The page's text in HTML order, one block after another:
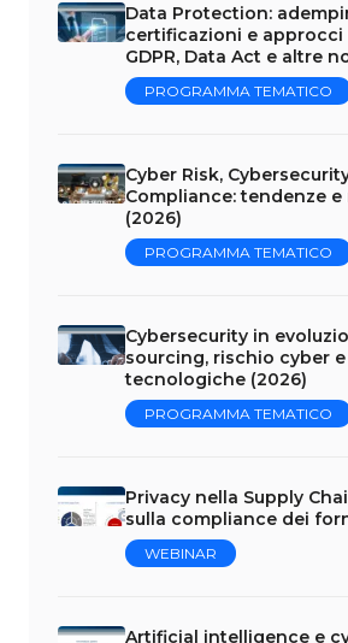
Data Protection:
certificazioni e approcci
GDPR, Data Act e altre
PROGRAMMA TEMATICO
Cyber Risk,
Compliance: tendenze
(2026)
PROGRAMMA TEMATICO
Cybersecurity in
sourcing, rischio cyber
tecnologiche (2026)
PROGRAMMA TEMATICO
Privacy nella Supply
sulla compliance dei
WEBINAR
Artificial intelligence e